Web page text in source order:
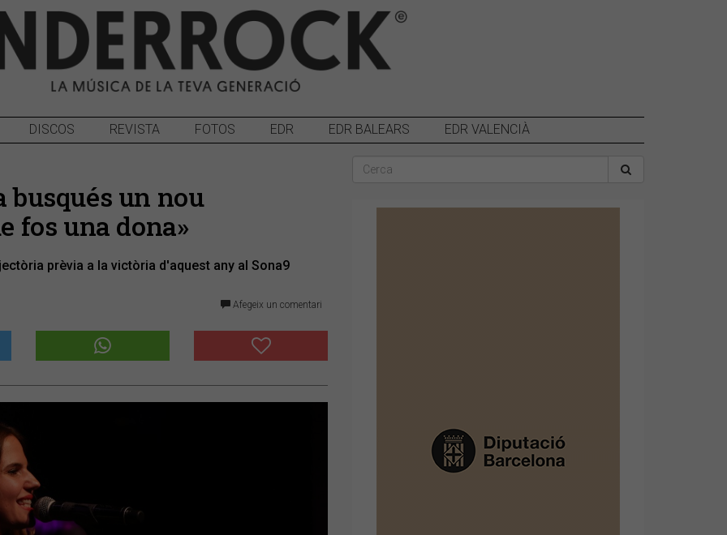
DISCOS REVISTA FOTOS EDR EDR BALEARS EDR VALENCIÀ
busqués un nou
fos una dona»
prèvia a la victòria d'aquest any al Sona9
Afegeix un comentari